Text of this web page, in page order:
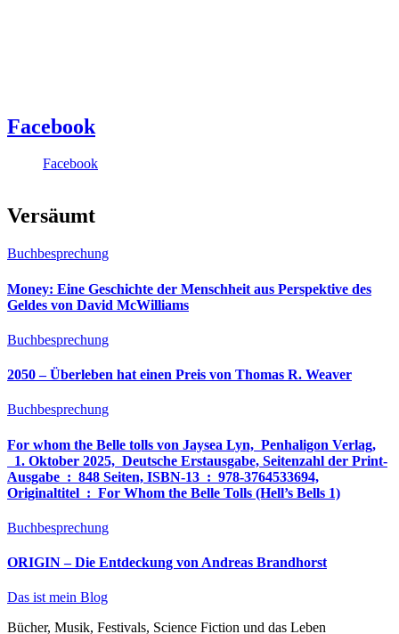
Facebook
Facebook
Versäumt
Buchbesprechung
Money: Eine Geschichte der Menschheit aus Perspektive des
Geldes von David McWilliams
Buchbesprechung
2050 – Überleben hat einen Preis von Thomas R. Weaver
Buchbesprechung
For whom the Belle tolls von Jaysea Lyn, ‎ Penhaligon Verlag,
‎ 1. Oktober 2025, ‎ Deutsche Erstausgabe, Seitenzahl der Print-
Ausgabe ‏ : ‎ 848 Seiten, ISBN-13 ‏ : ‎ 978-3764533694,
Originaltitel ‏ : ‎ For Whom the Belle Tolls (Hell’s Bells 1)
Buchbesprechung
ORIGIN – Die Entdeckung von Andreas Brandhorst
Das ist mein Blog
Bücher, Musik, Festivals, Science Fiction und das Leben